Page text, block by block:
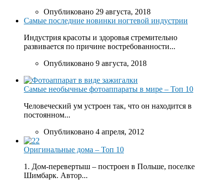
Опубликовано 29 августа, 2018
Самые последние новинки ногтевой индустрии
Индустрия красоты и здоровья стремительно
развивается по причине востребованности...
Опубликовано 9 августа, 2018
Самые необычные фотоаппараты в мире – Топ 10
Человеческий ум устроен так, что он находится в
постоянном...
Опубликовано 4 апреля, 2012
Оригинальные дома – Топ 10
1. Дом-перевертыш – построен в Польше, поселке
Шимбарк. Автор...